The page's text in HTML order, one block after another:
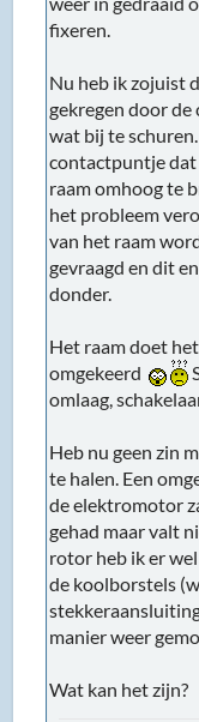
fixeren.
Nu heb ik zojuist
gekregen door de
wat bij te
contactpuntje
raam omhoog te
het probleem
van het raam
gevraagd en dit
donder.
Het raam doet
omgekeerd
omlaag,
Heb nu geen zin
te halen. Een
de elektromotor
gehad maar valt
rotor heb ik er
de koolborstels
manier weer
Wat kan het zijn?